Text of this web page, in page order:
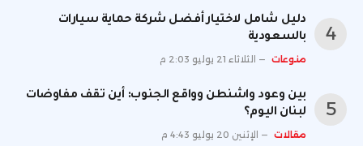
دليل شامل لاختيار أفضل شركة حماية سيارات
بالسعودية
منوعات الثلاثاء 21 يوليو 2:03 م
بين وعود واشنطن وواقع الجنوب: أين تقف مفاوضات
لبنان اليوم؟
مقالات الإثنين 20 يوليو 4:43 م